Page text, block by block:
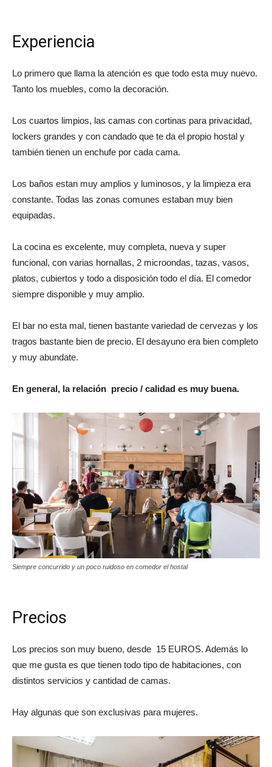
Experiencia
Lo primero que llama la atención es que todo esta muy nuevo.
Tanto los muebles, como la decoración.
Los cuartos limpios, las camas con cortinas para privacidad,
lockers grandes y con candado que te da el propio hostal y
también tienen un enchufe por cada cama.
Los baños estan muy amplios y luminosos, y la limpieza era
constante. Todas las zonas comunes estaban muy bien
equipadas.
La cocina es excelente, muy completa, nueva y super
funcional, con varias hornallas, 2 microondas, tazas, vasos,
platos, cubiertos y todo a disposición todo el día. El comedor
siempre disponible y muy amplio.
El bar no esta mal, tienen bastante variedad de cervezas y los
tragos bastante bien de precio. El desayuno era bien completo
y muy abundate.
En general, la relación precio / calidad es muy buena.
Siempre concurrido y un poco ruidoso en comedor el hostal
Precios
Los precios son muy bueno, desde 15 EUROS. Además lo
que me gusta es que tienen todo tipo de habitaciones, con
distintos servicios y cantidad de camas.
Hay algunas que son exclusivas para mujeres.